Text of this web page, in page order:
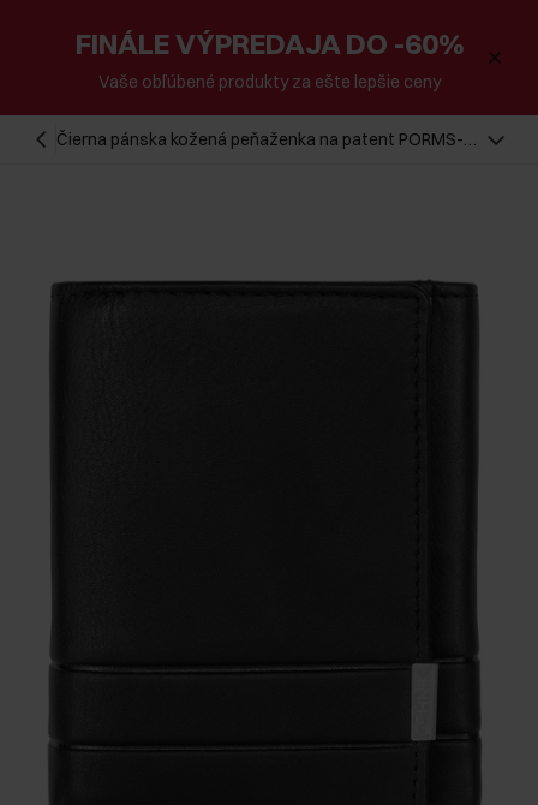
FINÁLE VÝPREDAJA DO -60%
Vaše obľúbené produkty za ešte lepšie ceny
Čierna pánska kožená peňaženka na patent PORMS-